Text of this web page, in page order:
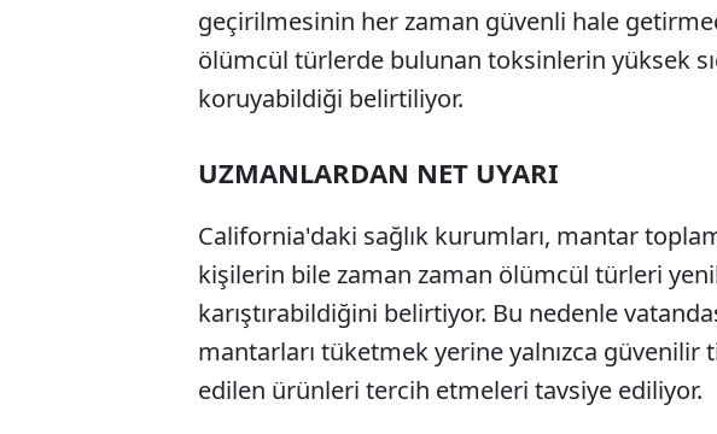
geçirilmesinin her zaman güvenli hale
ölümcül türlerde bulunan toksinlerin yüksek
koruyabildiği belirtiliyor.
UZMANLARDAN NET UYARI
California'daki sağlık kurumları, mantar
kişilerin bile zaman zaman ölümcül türleri
karıştırabildiğini belirtiyor. Bu nedenle
mantarları tüketmek yerine yalnızca
edilen ürünleri tercih etmeleri tavsiye ediliyor.